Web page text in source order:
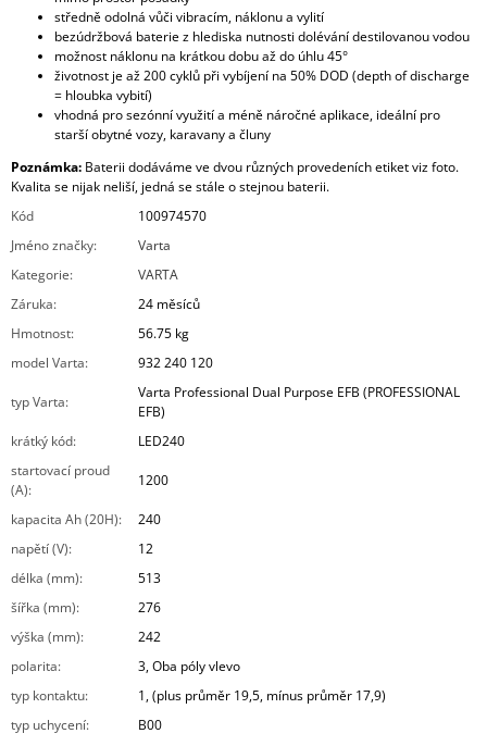
středně odolná vůči vibracím, náklonu a vylití
bezúdržbová baterie z hlediska nutnosti dolévání destilovanou vodou
možnost náklonu na krátkou dobu až do úhlu 45°
životnost je až 200 cyklů při vybíjení na 50% DOD (depth of discharge
= hloubka vybití)
vhodná pro sezónní využití a méně náročné aplikace, ideální pro
starší obytné vozy, karavany a čluny
Poznámka: Baterii dodáváme ve dvou různých provedeních etiket viz foto.
Kvalita se nijak neliší, jedná se stále o stejnou baterii.
Kód
100974570
Jméno značky:
Varta
Kategorie:
VARTA
Záruka:
24 měsíců
Hmotnost:
56.75 kg
model Varta: 932 240 120
typ Varta:
Varta Professional Dual Purpose EFB (PROFESSIONAL
EFB)
krátký kód:
LED240
startovací proud
(A):
1200
kapacita Ah (20H):
240
napětí (V):
12
délka (mm):
513
šířka (mm):
276
výška (mm):
242
polarita:
3, Oba póly vlevo
typ kontaktu:
1, (plus průměr 19,5, mínus průměr 17,9)
typ uchycení:
B00